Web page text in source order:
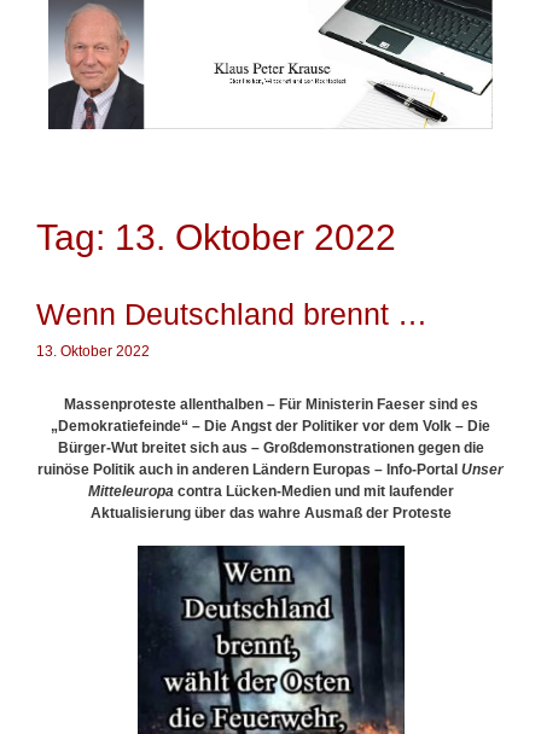
Tag: 13. Oktober 2022
Wenn Deutschland brennt …
13. Oktober 2022
Massenproteste allenthalben – Für Ministerin Faeser sind es
„Demokratiefeinde“ – Die Angst der Politiker vor dem Volk – Die
Bürger-Wut breitet sich aus – Großdemonstrationen gegen die
ruinöse Politik auch in anderen Ländern Europas – Info-Portal Unser
Mitteleuropacontra Lücken-Medien und mit laufender
Aktualisierung über das wahre Ausmaß der Proteste